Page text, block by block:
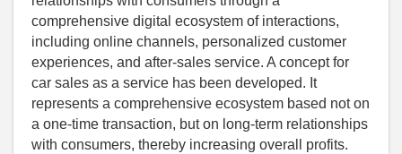
comprehensive digital ecosystem of interactions,
including online channels, personalized customer
experiences, and after-sales service. A concept for
car sales as a service has been developed. It
represents a comprehensive ecosystem based not on
a one-time transaction, but on long-term relationships
with consumers, thereby increasing overall profits.